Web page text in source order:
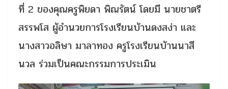
ที่ 2 ของคุณครูพิยดา พิณรัตน์ โดยมี นายชาตรี
สรรพโส ผู้อำนวยการโรงเรียนบ้านดงสง่า และ
นางสาวอลิษา มาลาทอง ครูโรงเรียนบ้านนาสี
นวล ร่วมเป็นคณะกรรมการประเมิน